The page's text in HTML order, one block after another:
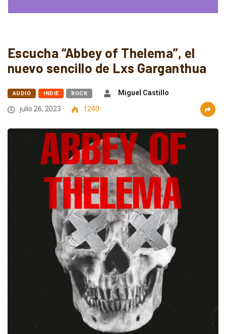
Escucha “Abbey of Thelema”, el
nuevo sencillo de Lxs Garganthua
AUDIO INDIE ROCK
Miguel Castillo
julio 26, 2023
1240